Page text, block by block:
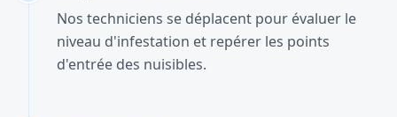
Nos techniciens se déplacent pour évaluer le
niveau d'infestation et repérer les points
d'entrée des nuisibles.